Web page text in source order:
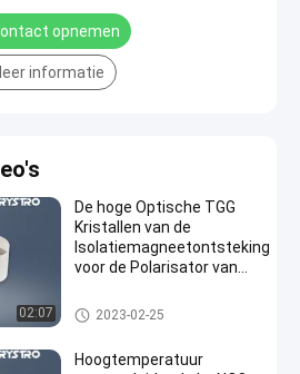
opnemen
informatie
02:07
De hoge Optische TGG
Kristallen van de
Isolatiemagneetontsteking
voor de Polarisator van
Magneetontstekings Optische K
ristallen
2023-02-25
Hoogtemperatuur